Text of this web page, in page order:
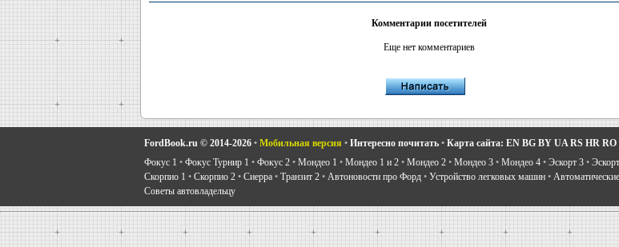
Комментарии посетителей
Еще нет комментариев
FordBook.ru © 2014-2026 • Мобильная версия • Интересно почитать • Карта сайта: EN BG BY UA RS HR RO
Фокус 1 • Фокус Турнир 1 • Фокус 2 • Мондео 1 • Мондео 1 и 2 • Мондео 2 • Мондео 3 • Мондео 4 • Эскорт 3 •
Скорпио 1 • Скорпио 2 • Сиерра • Транзит 2 • Автоновости про Форд • Устройство легковых машин •
Советы автовладельцу